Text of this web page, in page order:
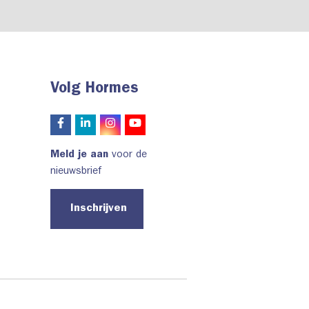
Volg Hormes
Meld je aan voor de
nieuwsbrief
Inschrijven